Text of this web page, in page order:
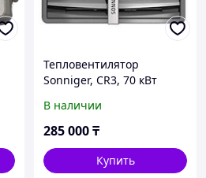
Тепловентилятор
Sonniger, CR3, 70 кВт
В наличии
285 000₸
Купить